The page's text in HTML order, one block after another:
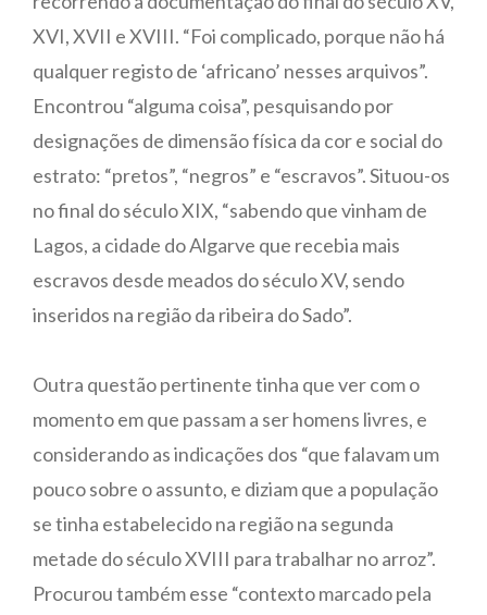
XVI, XVII e XVIII. “Foi complicado, porque não há
qualquer registo de ‘africano’ nesses arquivos”.
Encontrou “alguma coisa”, pesquisando por
designações de dimensão física da cor e social do
estrato: “pretos”, “negros” e “escravos”. Situou-os
no final do século XIX, “sabendo que vinham de
Lagos, a cidade do Algarve que recebia mais
escravos desde meados do século XV, sendo
inseridos na região da ribeira do Sado”.
Outra questão pertinente tinha que ver com o
momento em que passam a ser homens livres, e
considerando as indicações dos “que falavam um
pouco sobre o assunto, e diziam que a população
se tinha estabelecido na região na segunda
metade do século XVIII para trabalhar no arroz”.
Procurou também esse “contexto marcado pela